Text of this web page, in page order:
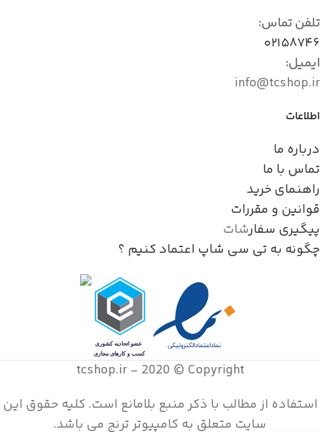
تلفن تماس:
۰۲۱۵۸۷۴۶
ایمیل:
info@tcshop.ir
اطلاعات
درباره ما
تماس با ما
راهنمای خرید
قوانین و مقررات
پیگیری سفارشات
چگونه به تی سی شاپ اعتماد کنیم ؟
tcshop.ir - 2020 © Copyright
استفاده از مطالب با ذکر منبع بلامانع است. کليه حقوق اين
سايت متعلق به کامپیوتر ترنج می باشد.